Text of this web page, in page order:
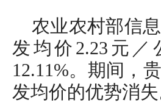
农业农村部信
发均价2.23元
12.11%。期间，
发均价的优势消失